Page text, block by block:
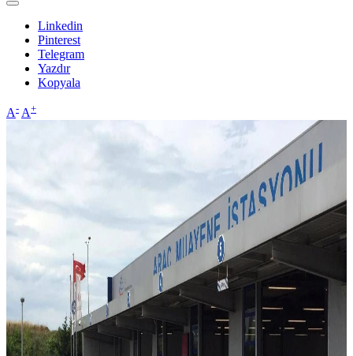
Linkedin
Pinterest
Telegram
Yazdır
Kopyala
A- A+